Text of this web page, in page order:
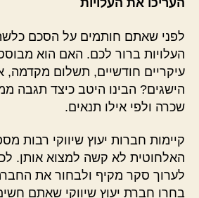
העריכו את העלויות
לפני שאתם חותמים על הסכם
העלויות ברור לכם. האם הוא
עיקריים חודשיים, תשלום מקדמה,
הישגים? הבינו היטב כיצד תגבה
שכרה ולפי אילו תנאים.
קיימות חברות יעוץ שיווקי רבות
האלחוטית לא קשה למצוא אותן.
לערוך סקר מקיף ולבחור את
בחרו חברת יעוץ שיווקי שאתם